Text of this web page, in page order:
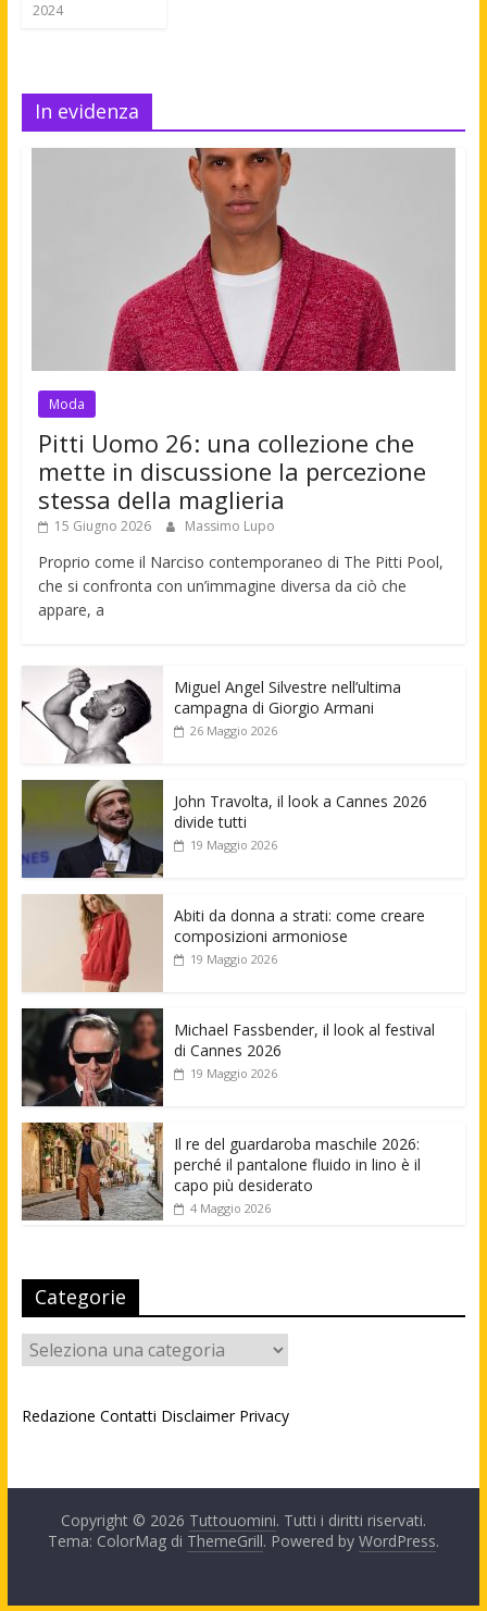
2024
In evidenza
Moda
Pitti Uomo 26: una collezione che
mette in discussione la percezione
stessa della maglieria
15 Giugno 2026 Massimo Lupo
Proprio come il Narciso contemporaneo di The Pitti Pool,
che si confronta con un’immagine diversa da ciò che
appare, a
Miguel Angel Silvestre nell’ultima
campagna di Giorgio Armani
26 Maggio 2026
John Travolta, il look a Cannes 2026
divide tutti
19 Maggio 2026
Abiti da donna a strati: come creare
composizioni armoniose
19 Maggio 2026
Michael Fassbender, il look al festival
di Cannes 2026
19 Maggio 2026
Il re del guardaroba maschile 2026:
perché il pantalone fluido in lino è il
capo più desiderato
4 Maggio 2026
Categorie
Categorie
Redazione Contatti Disclaimer Privacy
Copyright © 2026 Tuttouomini. Tutti i diritti riservati.
Tema: ColorMag di ThemeGrill. Powered by WordPress.